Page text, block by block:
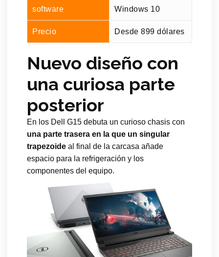
software Windows 10
Precio Desde 899 dólares
Nuevo diseño con
una curiosa parte
posterior
En los Dell G15 debuta un curioso chasis con
una parte trasera en la que un singular
trapezoide al final de la carcasa añade
espacio para la refrigeración y los
componentes del equipo.